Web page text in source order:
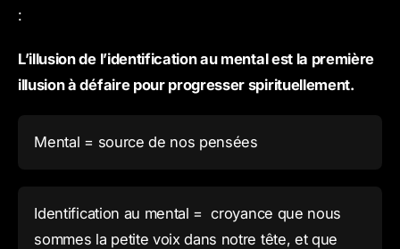
:
L’illusion de l’identification au mental est la première
illusion à défaire pour progresser spirituellement.
Mental = source de nos pensées
Identification au mental = croyance que nous
sommes la petite voix dans notre tête, et que